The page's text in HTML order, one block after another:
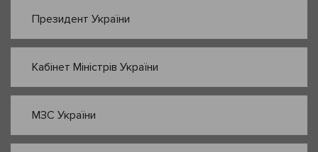
Президент України
Кабінет Міністрів України
МЗС України